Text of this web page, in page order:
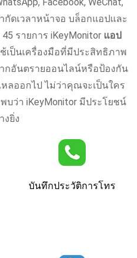
ากัดเวลาหน้าจอ บล็อกแอปและ
รายการ iKeyMonitor แอป
เป็นเครื่องมือที่มีประสิทธิภาพ
กอันตรายออนไลน์หรือป้องกัน
ลออกไป ไม่ว่าคุณจะเป็นใคร
ว่า iKeyMonitor มีประโยชน์
งยิ่ง
บันทึกประวัติการโทร